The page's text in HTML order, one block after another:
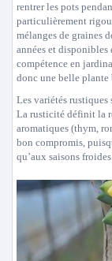
rentrer les pots
particulièrement
mélanges de graines
années et disponibles
compétence en
donc une belle
Les variétés
La rusticité définit la
aromatiques (thym,
bon compromis,
qu’aux saisons